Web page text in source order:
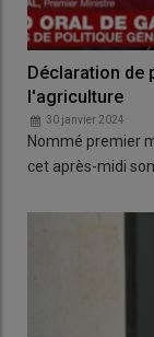
Déclaration de
l'agriculture
30 janvier 2024
Nommé premier
cet après-midi